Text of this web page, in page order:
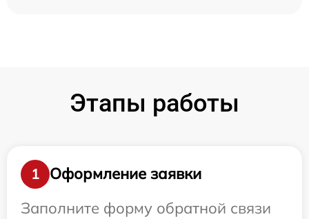
Этапы работы
1
Оформление заявки
Заполните форму обратной связи